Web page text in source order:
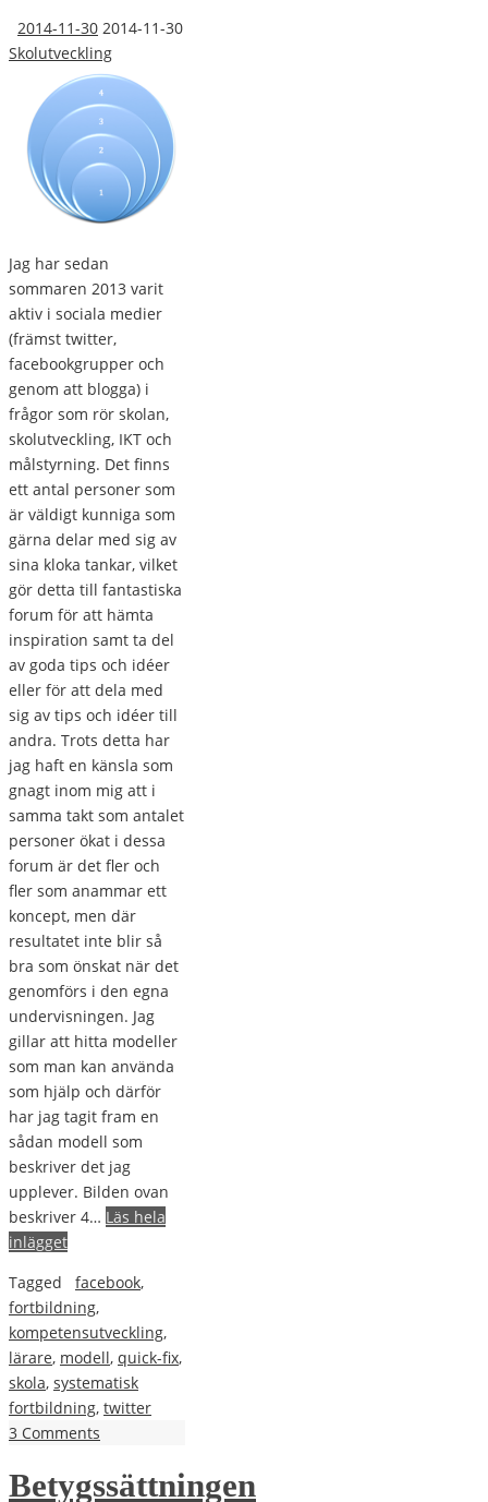
2014-11-30 2014-11-30
Skolutveckling
Jag har sedan
sommaren 2013 varit
aktiv i sociala medier
(främst twitter,
facebookgrupper och
genom att blogga) i
frågor som rör skolan,
skolutveckling, IKT och
målstyrning. Det finns
ett antal personer som
är väldigt kunniga som
gärna delar med sig av
sina kloka tankar, vilket
gör detta till fantastiska
forum för att hämta
inspiration samt ta del
av goda tips och idéer
eller för att dela med
sig av tips och idéer till
andra. Trots detta har
jag haft en känsla som
gnagt inom mig att i
samma takt som antalet
personer ökat i dessa
forum är det fler och
fler som anammar ett
koncept, men där
resultatet inte blir så
bra som önskat när det
genomförs i den egna
undervisningen. Jag
gillar att hitta modeller
som man kan använda
som hjälp och därför
har jag tagit fram en
sådan modell som
beskriver det jag
upplever. Bilden ovan
beskriver 4… Läs hela
inlägget
Tagged
facebook,
fortbildning,
kompetensutveckling,
lärare, modell, quick-fix,
skola, systematisk
fortbildning, twitter
3 Comments
Betygssättningen